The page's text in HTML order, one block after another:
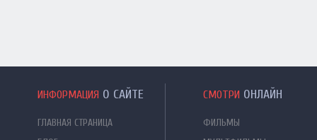
ИНФОРМАЦИЯ О САЙТЕ
ГЛАВНАЯ СТРАНИЦА
СМОТРИ ОНЛАЙН
ФИЛЬМЫ